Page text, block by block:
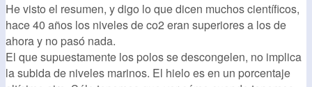
He visto el resumen, y digo lo que dicen muchos científicos,
hace 40 años los niveles de co2 eran superiores a los de
ahora y no pasó nada.
El que supuestamente los polos se descongelen, no implica
la subida de niveles marinos. El hielo es en un porcentaje